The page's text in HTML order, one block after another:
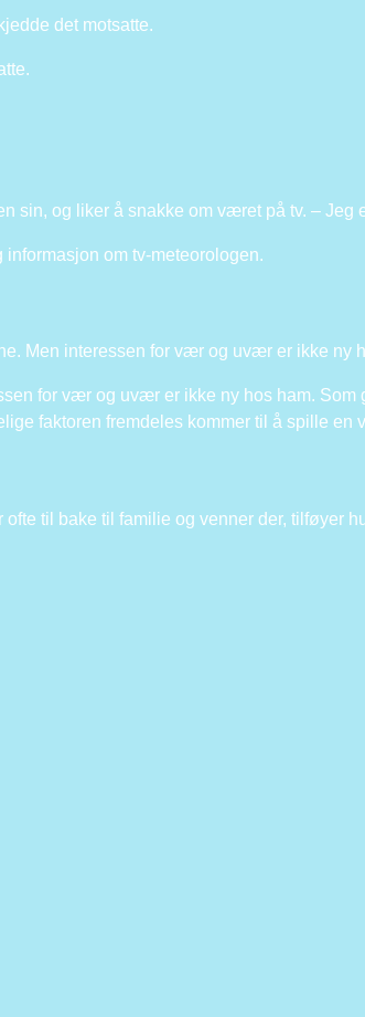
det motsatte.
sin, og liker å snakke om været på tv. – Jeg
om tv-meteorologen.
Men interessen for vær og uvær er ikke ny
for vær og uvær er ikke ny hos ham. Som
faktoren fremdeles kommer til å spille en
til bake til familie og venner der, tilføyer